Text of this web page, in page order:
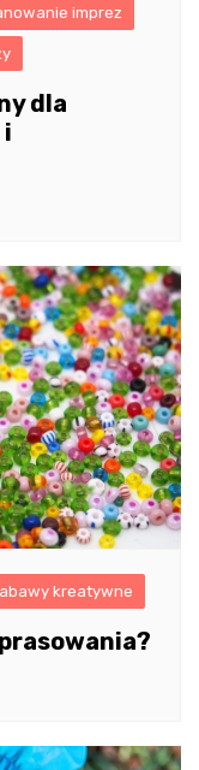
imprez
dla
i
kreatywne